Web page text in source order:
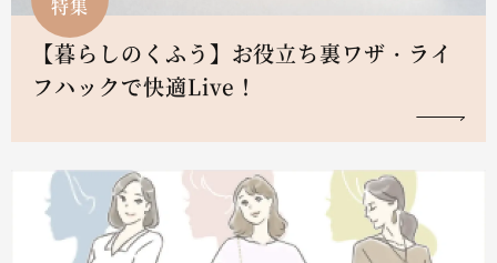
特集
【暮らしのくふう】お役立ち裏ワザ・ライ
フハックで快適Live！